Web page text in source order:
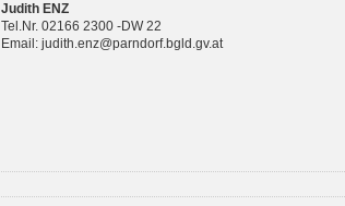
Judith ENZ
Tel.Nr. 02166 2300 -DW 22
Email: judith.enz@parndorf.bgld.gv.at